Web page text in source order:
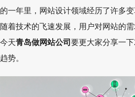
的一年里，网站设计领域经历了许多
随着技术的飞速发展，用户对网站的
今天青岛做网站公司 要更大家分享一
趋势。